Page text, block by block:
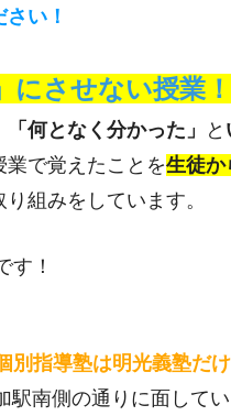
い！
にさせない授業！
「何となく分かった」 と
で覚えたことを生徒か
組みをしています。
す！
指導塾は明光義塾だけ
南側の通りに面してい